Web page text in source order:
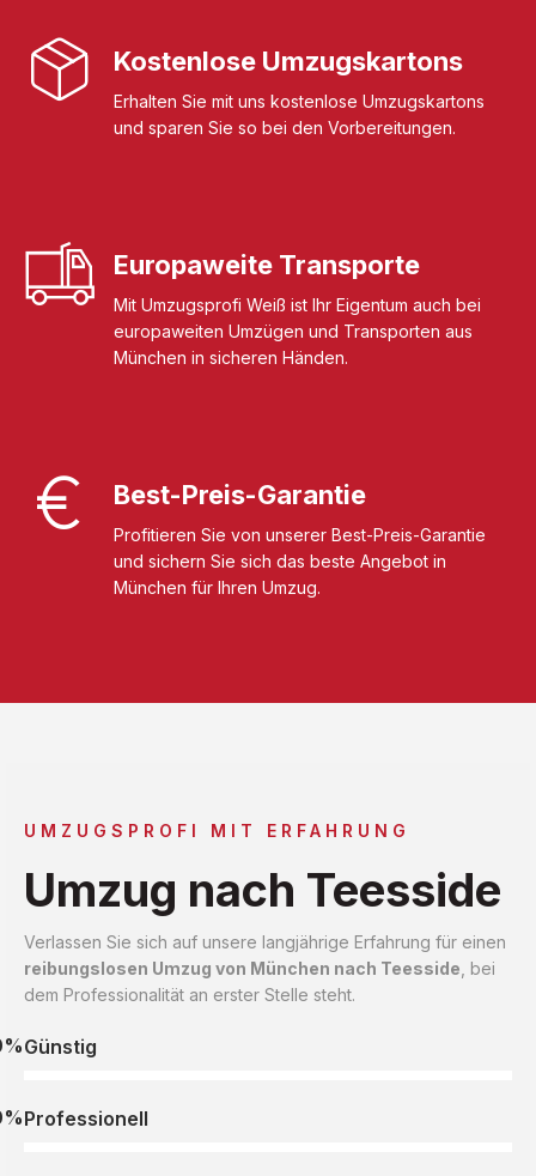
Kostenlose Umzugskartons
Erhalten Sie mit uns kostenlose Umzugskartons
und sparen Sie so bei den Vorbereitungen.
Europaweite Transporte
Mit Umzugsprofi Weiß ist Ihr Eigentum auch bei
europaweiten Umzügen und Transporten aus
München in sicheren Händen.
Best-Preis-Garantie
Profitieren Sie von unserer Best-Preis-Garantie
und sichern Sie sich das beste Angebot in
München für Ihren Umzug.
UMZUGSPROFI MIT ERFAHRUNG
Umzug nach Teesside
Verlassen Sie sich auf unsere langjährige Erfahrung für einen
reibungslosen Umzug von München nach Teesside , bei
dem Professionalität an erster Stelle steht.
Günstig
Professionell